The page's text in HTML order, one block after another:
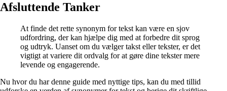
Afsluttende Tanker
At finde det rette synonym for tekst kan være en sjov
udfordring, der kan hjælpe dig med at forbedre dit sprog
og udtryk. Uanset om du vælger takst eller tekster, er det
vigtigt at variere dit ordvalg for at gøre dine tekster mere
levende og engagerende.
Nu hvor du har denne guide med nyttige tips, kan du med tillid